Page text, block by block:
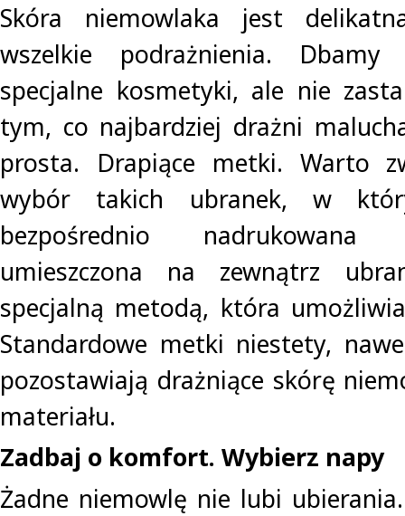
Skóra niemowlaka jest
wszelkie podrażnienia.
specjalne kosmetyki, ale nie
tym, co najbardziej drażni
prosta. Drapiące metki. Warto
wybór takich ubranek, w
bezpośrednio
umieszczona na zewnątrz
specjalną metodą, która
Standardowe metki niestety,
pozostawiają drażniące skórę
materiału.
Zadbaj o komfort. Wybierz napy
Żadne niemowlę nie lubi